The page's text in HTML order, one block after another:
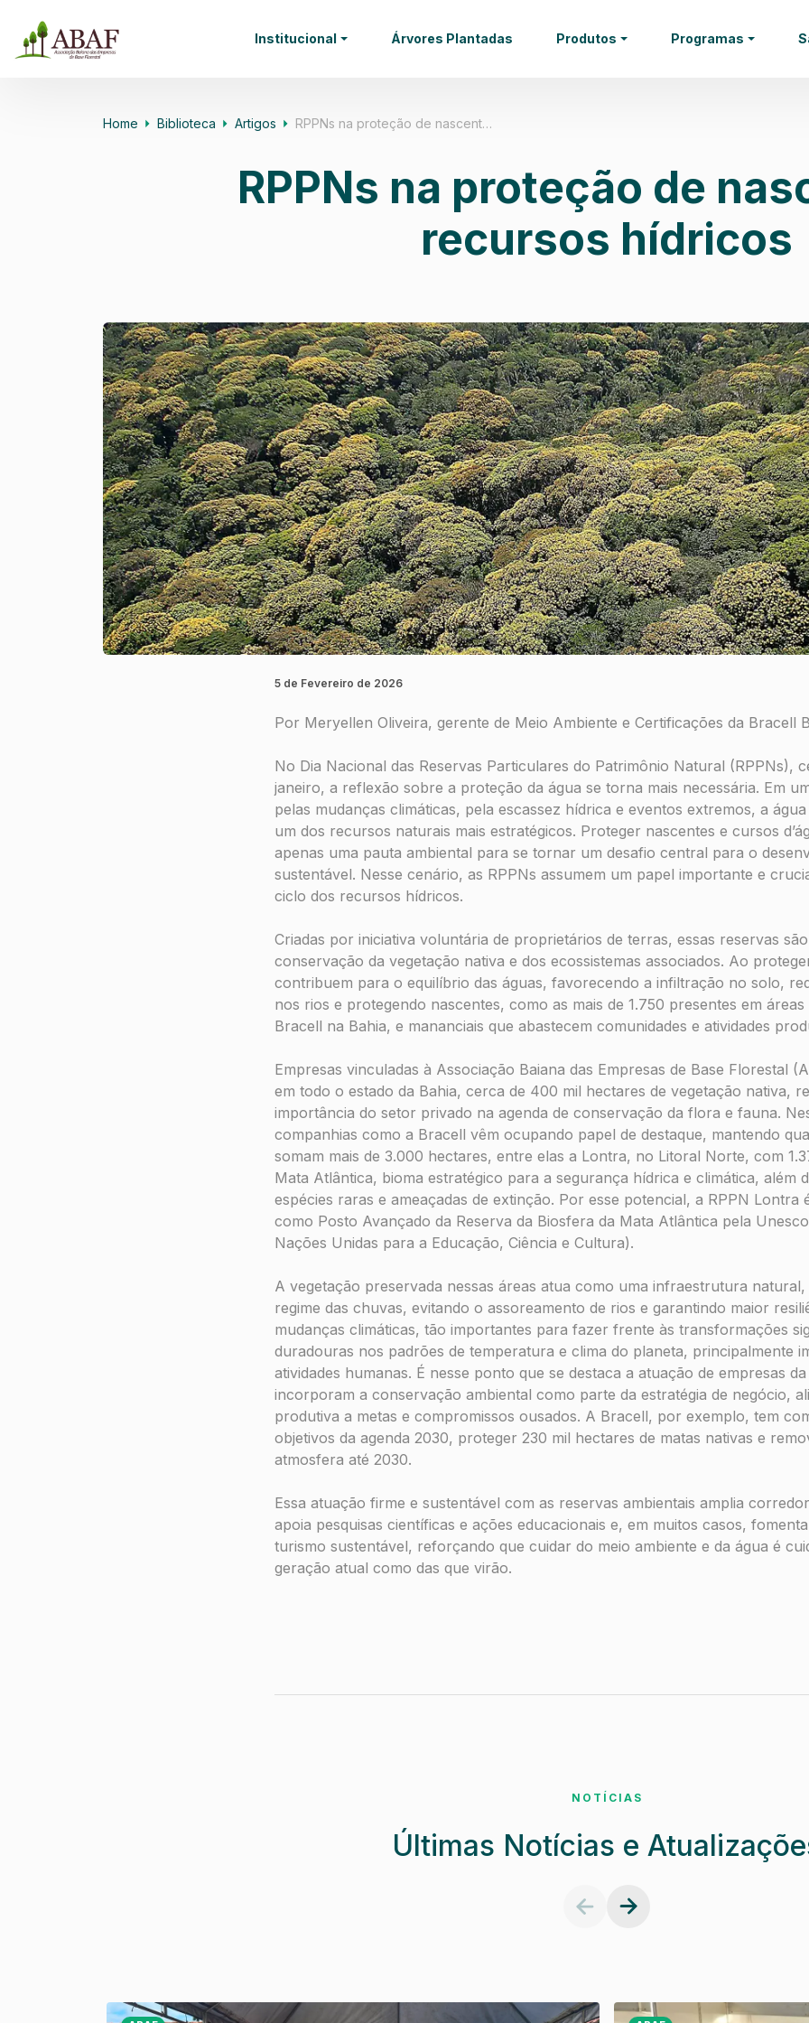
Institucional Árvores Plantadas Produtos Programas
Home Biblioteca Artigos RPPNs na proteção de nascent…
RPPNs na proteção de
recursos hídricos
5 de Fevereiro de 2026
Por Meryellen Oliveira, gerente de Meio Ambiente e Certificações da Bracell
No Dia Nacional das Reservas Particulares do Patrimônio Natural (RPPNs),
janeiro, a reflexão sobre a proteção da água se torna mais necessária. Em
pelas mudanças climáticas, pela escassez hídrica e eventos extremos, a
um dos recursos naturais mais estratégicos. Proteger nascentes e cursos
apenas uma pauta ambiental para se tornar um desafio central para o
sustentável. Nesse cenário, as RPPNs assumem um papel importante e
ciclo dos recursos hídricos.
Criadas por iniciativa voluntária de proprietários de terras, essas reservas
conservação da vegetação nativa e dos ecossistemas associados. Ao
contribuem para o equilíbrio das águas, favorecendo a infiltração no solo,
nos rios e protegendo nascentes, como as mais de 1.750 presentes em áreas
Bracell na Bahia, e mananciais que abastecem comunidades e atividades
Empresas vinculadas à Associação Baiana das Empresas de Base Florestal
em todo o estado da Bahia, cerca de 400 mil hectares de vegetação nativa,
importância do setor privado na agenda de conservação da flora e fauna.
companhias como a Bracell vêm ocupando papel de destaque, mantendo
somam mais de 3.000 hectares, entre elas a Lontra, no Litoral Norte, com
Mata Atlântica, bioma estratégico para a segurança hídrica e climática, além
espécies raras e ameaçadas de extinção. Por esse potencial, a RPPN Lontra
como Posto Avançado da Reserva da Biosfera da Mata Atlântica pela
Nações Unidas para a Educação, Ciência e Cultura).
A vegetação preservada nessas áreas atua como uma infraestrutura
regime das chuvas, evitando o assoreamento de rios e garantindo maior
mudanças climáticas, tão importantes para fazer frente às transformações
duradouras nos padrões de temperatura e clima do planeta, principalmente
atividades humanas. É nesse ponto que se destaca a atuação de empresas
incorporam a conservação ambiental como parte da estratégia de negócio,
produtiva a metas e compromissos ousados. A Bracell, por exemplo, tem
objetivos da agenda 2030, proteger 230 mil hectares de matas nativas e
atmosfera até 2030.
Essa atuação firme e sustentável com as reservas ambientais amplia
apoia pesquisas científicas e ações educacionais e, em muitos casos,
turismo sustentável, reforçando que cuidar do meio ambiente e da água é
geração atual como das que virão.
NOTÍCIAS
Últimas Notícias e